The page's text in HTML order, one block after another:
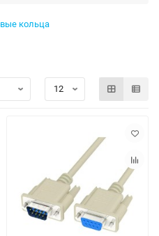
кольца